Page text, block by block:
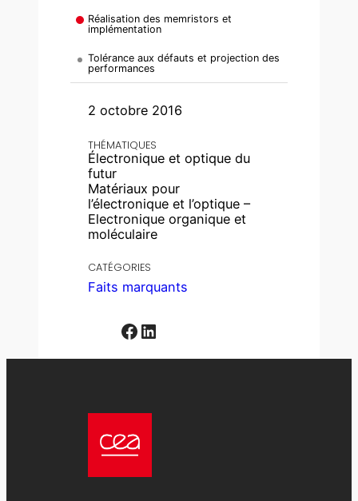
Réalisation des memristors et
implémentation
Tolérance aux défauts et projection des
performances
2 octobre 2016
THÉMATIQUES
Électronique et optique du
futur
Matériaux pour
l’électronique et l’optique –
Electronique organique et
moléculaire
CATÉGORIES
Faits marquants
Facebook LinkedIn